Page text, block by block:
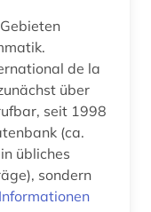
de la
über
seit 1998
(ca.
übliches
sondern